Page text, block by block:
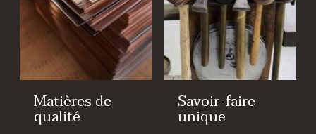
Matières de
qualité
Savoir-faire
unique